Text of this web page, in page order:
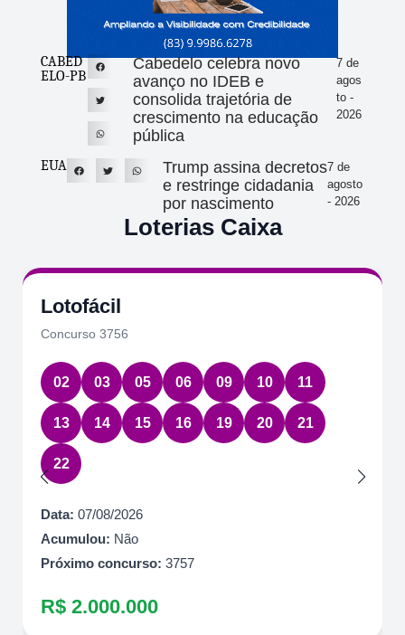
CABED
ELO-PB
Cabedelo celebra novo
avanço no IDEB e
consolida trajetória de
crescimento na educação
pública
7 de
agos
to -
2026
EUA
Trump assina decretos
e restringe cidadania
por nascimento
7 de
agosto
- 2026
Loterias Caixa
Lotofácil
Concurso 3756
02 03 05 06 09 10 11
13 14 15 16 19 20 21
22
Data: 07/08/2026
Acumulou: Não
Próximo concurso: 3757
R$ 2.000.000